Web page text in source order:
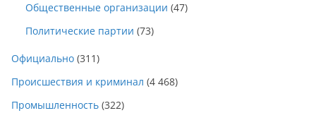
Общественные организации (47)
Политические партии (73)
Официально (311)
Происшествия и криминал (4 468)
Промышленность (322)